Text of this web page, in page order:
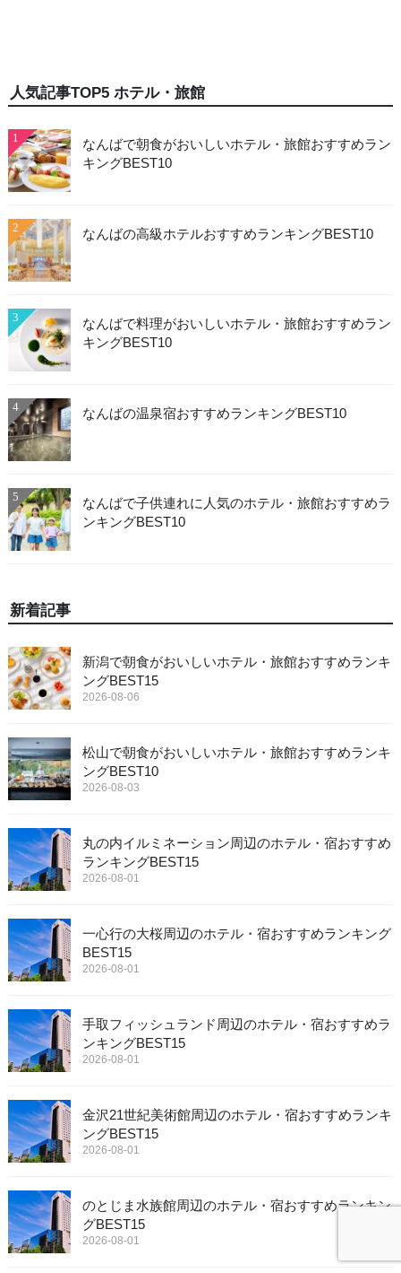
人気記事TOP5 ホテル・旅館
1
なんばで朝食がおいしいホテル・旅館おすすめラン
キングBEST10
2 なんばの高級ホテルおすすめランキングBEST10
3
なんばで料理がおいしいホテル・旅館おすすめラン
キングBEST10
4 なんばの温泉宿おすすめランキングBEST10
5
なんばで子供連れに人気のホテル・旅館おすすめラ
ンキングBEST10
新着記事
新潟で朝食がおいしいホテル・旅館おすすめランキ
ングBEST15
2026-08-06
松山で朝食がおいしいホテル・旅館おすすめランキ
ングBEST10
2026-08-03
丸の内イルミネーション周辺のホテル・宿おすすめ
ランキングBEST15
2026-08-01
一心行の大桜周辺のホテル・宿おすすめランキング
BEST15
2026-08-01
手取フィッシュランド周辺のホテル・宿おすすめラ
ンキングBEST15
2026-08-01
金沢21世紀美術館周辺のホテル・宿おすすめランキ
ングBEST15
2026-08-01
のとじま水族館周辺のホテル・宿おすすめランキン
グBEST15
2026-08-01